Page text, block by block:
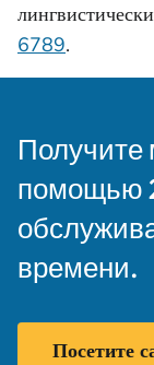
6789.
Получите
помощью
времени.
Посетите